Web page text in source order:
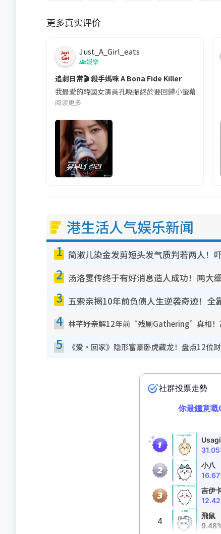
更多真实评价
Just_A_Girl_eats
娛樂
追劇日常🎬 殺手媽咪 A Bona Fide Killer
我最愛的韓國女演員孔曉振終於要回歸小螢幕啦!這
阅读更多
港生活人气娱乐新闻
1 简淑儿染金发剪短头发气质判若两人！
2 汤洛雯传终于有好消息造人成功！两大
3 五索亲揭10年前负债人生逆袭奇迹！全
4 林芊妤亲解12年前“残厕Gathering”真相！
5 《爱·回家》隐形富豪卧虎藏龙！盘点12位